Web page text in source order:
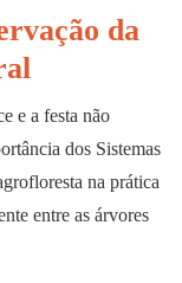
da
e a festa não
dos Sistemas
na prática
entre as árvores